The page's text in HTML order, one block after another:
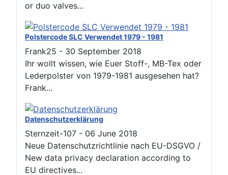
or duo valves...
Polstercode SLC Verwendet 1979 - 1981
Frank25 - 30 September 2018
Ihr wollt wissen, wie Euer Stoff-, MB-Tex oder
Lederpolster von 1979-1981 ausgesehen hat?
Frank...
Datenschutzerklärung
Sternzeit-107 - 06 June 2018
Neue Datenschutzrichtlinie nach EU-DSGVO /
New data privacy declaration according to
EU directives...